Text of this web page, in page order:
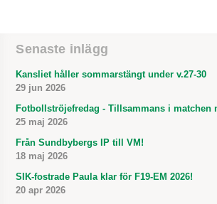
Senaste inlägg
Kansliet håller sommarstängt under v.27-30
29 jun 2026
Fotbollströjefredag - Tillsammans i matchen
25 maj 2026
Från Sundbybergs IP till VM!
18 maj 2026
SIK-fostrade Paula klar för F19-EM 2026!
20 apr 2026